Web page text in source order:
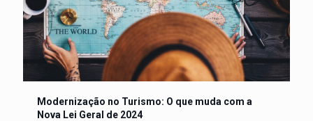
Modernização no Turismo: O que muda com a
Nova Lei Geral de 2024